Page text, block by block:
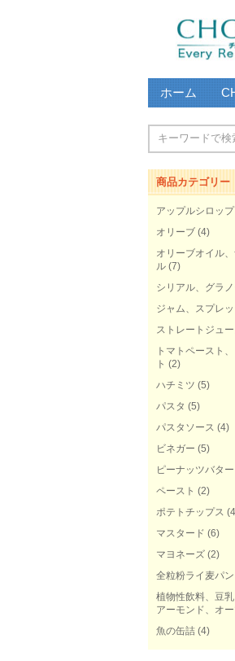
ホーム
商品カテゴリー
アップルシロップ
オリーブ (4)
オリーブオイル
ル (7)
シリアル、グラノ
ジャム、スプレ
ストレートジュ
トマトペースト
ト (2)
ハチミツ (5)
パスタ (5)
パスタソース (4)
ビネガー (5)
ピーナッツバター
ペースト (2)
ポテトチップス
マスタード (6)
マヨネーズ (2)
全粒粉ライ麦パン
植物性飲料、豆乳
アーモンド、オ
魚の缶詰 (4)